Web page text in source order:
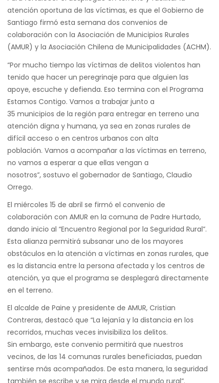
atención oportuna de las víctimas, es que el Gobierno de
Santiago firmó esta semana dos convenios de
colaboración con la Asociación de Municipios Rurales
(AMUR) y la Asociación Chilena de Municipalidades (ACHM).
“Por mucho tiempo las víctimas de delitos violentos han
tenido que hacer un peregrinaje para que alguien las
apoye, escuche y defienda. Eso termina con el Programa
Estamos Contigo. Vamos a trabajar junto a
35 municipios de la región para entregar en terreno una
atención digna y humana, ya sea en zonas rurales de
difícil acceso o en centros urbanos con alta
población. Vamos a acompañar a las víctimas en terreno,
no vamos a esperar a que ellas vengan a
nosotros”, sostuvo el gobernador de Santiago, Claudio
Orrego.
El miércoles 15 de abril se firmó el convenio de
colaboración con AMUR en la comuna de Padre Hurtado,
dando inicio al “Encuentro Regional por la Seguridad Rural”.
Esta alianza permitirá subsanar uno de los mayores
obstáculos en la atención a víctimas en zonas rurales, que
es la distancia entre la persona afectada y los centros de
atención, ya que el programa se desplegará directamente
en el terreno.
El alcalde de Paine y presidente de AMUR, Cristian
Contreras, destacó que “La lejanía y la distancia en los
recorridos, muchas veces invisibiliza los delitos.
Sin embargo, este convenio permitirá que nuestros
vecinos, de las 14 comunas rurales beneficiadas, puedan
sentirse más acompañados. De esta manera, la seguridad
también se escribe y se mira desde el mundo rural”.